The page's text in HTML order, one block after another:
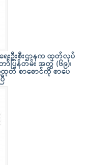
ရေးဦးစီးဌာနက ထုတ်လုပ်
ာ်ပြန်တမ်း အတွဲ (၆၉)၊
တ် စာစောင်ကို စာပေ